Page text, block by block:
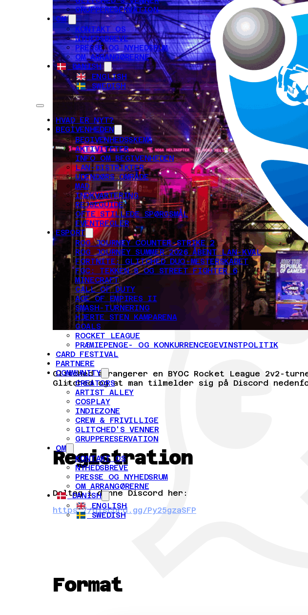
GRUPPERESERVATION
OM
KONTAKT OS
NYHEDSBREVE
PRESSE OG NYHEDSRUM
OM ARRANGØRERNE
DANISH
ENGLISH
SWEDISH
HVAD ER NYT?
BEGIVENHEDEN
BEGIVENHEDSSKEMA
AKTIVITETER
INFO OM BEGIVENHEDEN
LAN-DISTRIKTER
UDENDØRS OMRÅDE
MAD
INDKVARTERING
REJSEGUIDE
OFTE STILLEDE SPØRGSMÅL
EVENTREGLER
ESPORT
ROG JOURNEY COUNTER-STRIKE 2
ROG JOURNEY SUMMER 2026 ÅBENT LAN-KVAL
FORTNITE: GLITCHED DUO-MESTERSKABET
FGC: TEKKEN 8 OG STREET FIGHTER 6
MINECRAFT
CALL OF DUTY
AGE OF EMPIRES II
SMASH-TURNERING
HJERTE STEN KAMPARENA
GOALS
ROCKET LEAGUE
PRÆMIEPENGE- OG KONKURRENCEGEVINSTPOLITIK
CARD FESTIVAL
PARTNERE
COMMUNITY
CREATORS
ARTIST ALLEY
COSPLAY
INDIEZONE
CREW & FRIVILLIGE
GLITCHED'S VENNER
GRUPPERESERVATION
OM
KONTAKT OS
NYHEDSBREVE
PRESSE OG NYHEDSRUM
OM ARRANGØRERNE
DANISH
ENGLISH
SWEDISH
Glitched arrangerer en BYOC Rocket League
Glitched og at man tilmelder sig på Discord
Registration
Deltag i denne Discord her:
https://discord.gg/Py25gzaSFP
Format